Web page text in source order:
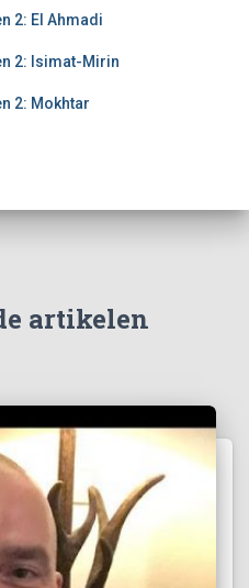
2: El Ahmadi
2: Isimat-Mirin
2: Mokhtar
artikelen